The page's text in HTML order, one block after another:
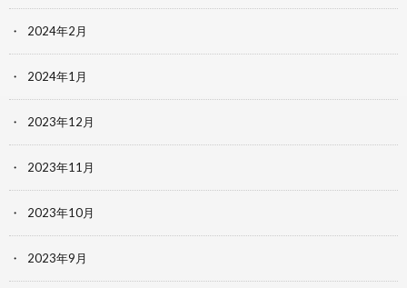
2024年2月
2024年1月
2023年12月
2023年11月
2023年10月
2023年9月